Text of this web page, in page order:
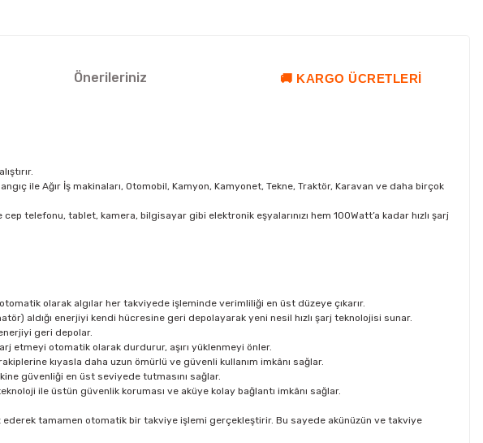
Önerileriniz 🚚 KARGO ÜCRETLERI
ile Ağır İş makinaları, Otomobil, Kamyon, Kamyonet, Tekne, Traktör, Karavan ve daha birçok
telefonu, tablet, kamera, bilgisayar gibi elektronik eşyalarınızı hem 100Watt’a kadar hızlı şarj
otomatik olarak algılar her takviyede işleminde verimliliği en üst düzeye çıkarır.
aldığı enerjiyi kendi hücresine geri depolayarak yeni nesil hızlı şarj teknolojisi sunar.
geri depolar.
etmeyi otomatik olarak durdurur, aşırı yüklenmeyi önler.
kıyasla daha uzun ömürlü ve güvenli kullanım imkânı sağlar.
güvenliği en üst seviyede tutmasını sağlar.
ile üstün güvenlik koruması ve aküye kolay bağlantı imkânı sağlar.
ederek tamamen otomatik bir takviye işlemi gerçekleştirir. Bu sayede akünüzün ve takviye